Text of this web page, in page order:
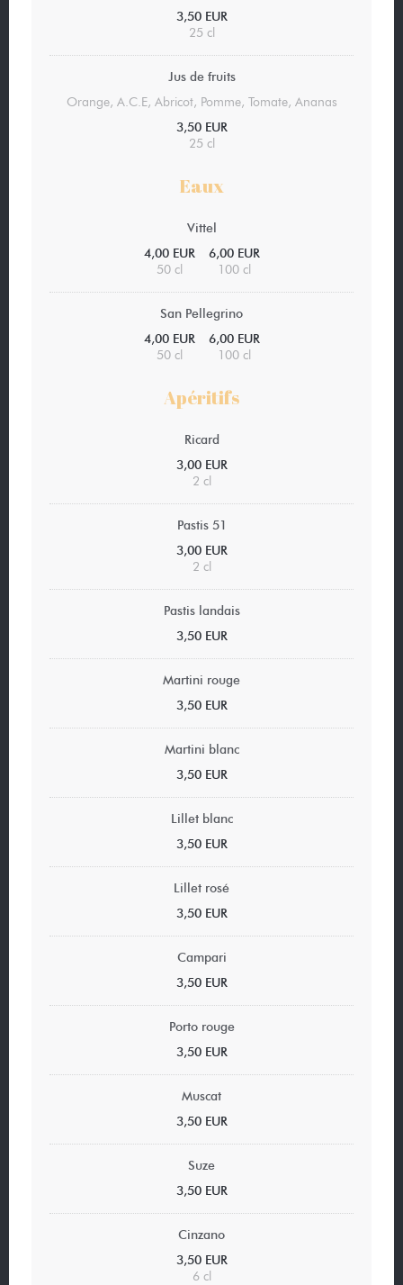
3,50 EUR
25 cl
Jus de fruits
Orange, A.C.E, Abricot, Pomme, Tomate, Ananas
3,50 EUR
25 cl
Eaux
Vittel
4,00 EUR
50 cl
6,00 EUR
100 cl
San Pellegrino
4,00 EUR
50 cl
6,00 EUR
100 cl
Apéritifs
Ricard
3,00 EUR
2 cl
Pastis 51
3,00 EUR
2 cl
Pastis landais
3,50 EUR
Martini rouge
3,50 EUR
Martini blanc
3,50 EUR
Lillet blanc
3,50 EUR
Lillet rosé
3,50 EUR
Campari
3,50 EUR
Porto rouge
3,50 EUR
Muscat
3,50 EUR
Suze
3,50 EUR
Cinzano
3,50 EUR
6 cl